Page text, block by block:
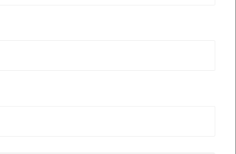
レのオナサポ懇願したら・・・